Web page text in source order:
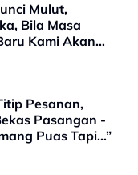
Mulut,
Bila Masa
Kami Akan
Pesanan,
Pasangan -
Puas Tapi…”